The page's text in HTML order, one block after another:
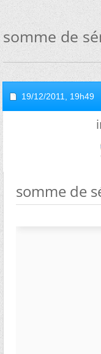
somme de
19/12/2011, 19h49
somme de